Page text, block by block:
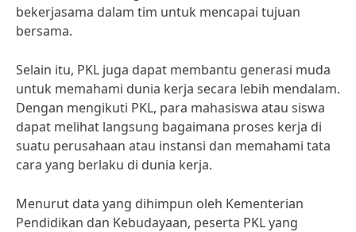
bekerjasama dalam tim untuk mencapai tujuan
bersama.
Selain itu, PKL juga dapat membantu generasi muda
untuk memahami dunia kerja secara lebih mendalam.
Dengan mengikuti PKL, para mahasiswa atau siswa
dapat melihat langsung bagaimana proses kerja di
suatu perusahaan atau instansi dan memahami tata
cara yang berlaku di dunia kerja.
Menurut data yang dihimpun oleh Kementerian
Pendidikan dan Kebudayaan, peserta PKL yang